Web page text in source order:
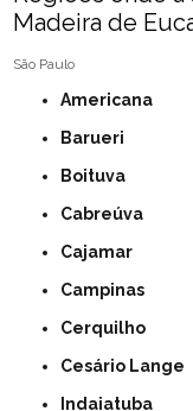
Madeira de
São Paulo
Americana
Barueri
Boituva
Cabreúva
Cajamar
Campinas
Cerquilho
Cesário Lange
Indaiatuba